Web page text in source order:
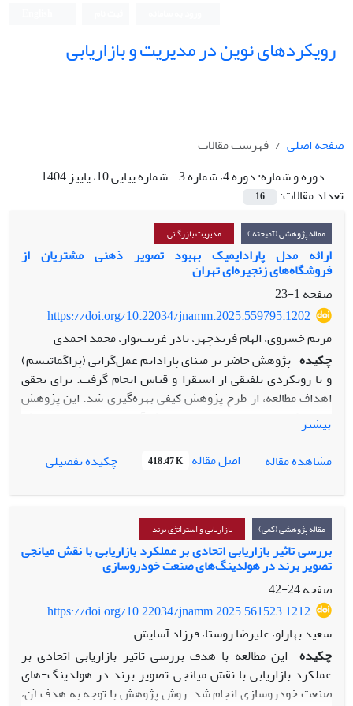
رویکردهای نوین در مدیریت و بازاریابی
صفحه اصلی
فهرست مقالات
دوره و شماره:دوره 4، شماره 3 - شماره پیاپی 10، پاییز 1404
تعداد مقالات:
16
مقاله پژوهشی (آمیخته ) مدیریت بازرگانی
ارائه مدل پارادایمیک بهبود تصویر ذهنی مشتریان از
فروشگاه‌های زنجیره‌ای تهران
صفحه1-23
https://doi.org/10.22034/jnamm.2025.559795.1202
مریم خسروی، الهام فریدچهر، نادر غریب‌نواز، محمد احمدی
چکیده پژوهش حاضر بر مبنای پارادایم عمل‌گرایی (پراگماتیسم)
و با رویکردی تلفیقی از استقرا و قیاس انجام گرفت. برای تحقق
اهداف مطالعه، از طرح پژوهش کیفی بهره‌گیری شد. این پژوهش
از نوع کاربردی–توسعه‌ای بوده و هدف آن ارائه مدلی پارادایمیک
برای بهبود تصویر ذهنی مشتریان از فروشگاه‌های زنجیره‌ای
تهران است. از نظر گردآوری داده‌ها، پژوهش در زمره مطالعات
غیرآزمایشی (توصیفی) قرار دارد که با رویکرد پیمایش مقطعی
اجرا شد. جامعه مشارکت‌کنندگان را مدیران فروشگاه‌های
این معنا که انتخاب افراد براساس کفایت اطلاعاتی و ظرفیت آن‌ها
برای غنی‌سازی مقوله‌ها صورت گرفت و با انجام ۲۱ مصاحبه، اشباع
نظری تحقق یافت. داده‌ها از طریق مصاحبه‌های نیمه‌ساختاریافته و
پرسشنامه سوارا گردآوری شدند. شاخص‌های مؤثر بر تصویر
ذهنی مشتریان از فروشگاه با استفاده از روش نظریه‌پردازی
داده‌بنیاد و نرم‌افزار MaxQDA استخراج و سپس با بهره‌گیری از
روش سوارای فازی اولویت‌بندی گردیدند. نتایج حاصل از مدل
پژوهش نشان داد که شرایط علّی شامل مدیریت تجربه مشتری،
هم‌آفرینی ارزش با مشتری، مشتری‌محوری و کیفیت خدمات بر
پدیده محوری یعنی تصویر ذهنی مشتریان از فروشگاه
بیشتر
مشاهده مقاله
اصل مقاله 418.47 K چکیده تفصیلی
مقاله پژوهشی (کمی) بازاریابی و استراتژی برند
بررسی تاثیر بازاریابی اتحادی بر عملکرد بازاریابی با نقش میانجی
تصویر برند در هولدینگ‌های صنعت خودروسازی
صفحه24-42
https://doi.org/10.22034/jnamm.2025.561523.1212
سعید بهارلو، علیرضا روستا، فرزاد آسایش
چکیده این مطالعه با هدف بررسی تاثیر بازاریابی اتحادی بر
عملکرد بازاریابی با نقش میانجی تصویر برند در هولدینگ-های
صنعت خودروسازی انجام شد. روش پژوهش با توجه به هدف آن،